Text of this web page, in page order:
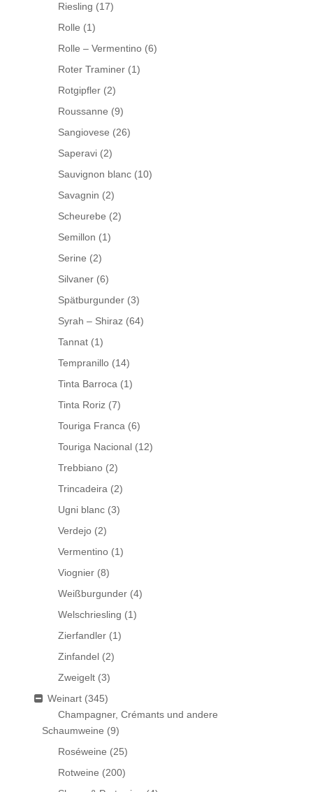
Riesling (17)
Rolle (1)
Rolle – Vermentino (6)
Roter Traminer (1)
Rotgipfler (2)
Roussanne (9)
Sangiovese (26)
Saperavi (2)
Sauvignon blanc (10)
Savagnin (2)
Scheurebe (2)
Semillon (1)
Serine (2)
Silvaner (6)
Spätburgunder (3)
Syrah – Shiraz (64)
Tannat (1)
Tempranillo (14)
Tinta Barroca (1)
Tinta Roriz (7)
Touriga Franca (6)
Touriga Nacional (12)
Trebbiano (2)
Trincadeira (2)
Ugni blanc (3)
Verdejo (2)
Vermentino (1)
Viognier (8)
Weißburgunder (4)
Welschriesling (1)
Zierfandler (1)
Zinfandel (2)
Zweigelt (3)
Weinart (345)
Champagner, Crémants und andere
Schaumweine (9)
Roséweine (25)
Rotweine (200)